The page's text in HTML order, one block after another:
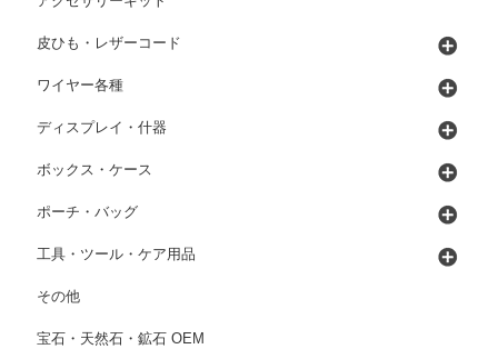
皮ひも・レザーコード
ワイヤー各種
ディスプレイ・什器
ボックス・ケース
ポーチ・バッグ
工具・ツール・ケア用品
その他
宝石・天然石・鉱石 OEM